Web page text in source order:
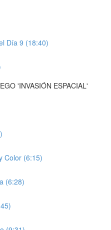
Día 9 (18:40)
'INVASIÓN ESPACIAL'
Color (6:15)
(6:28)